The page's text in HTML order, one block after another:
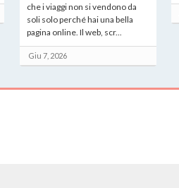
che i viaggi non si vendono da
soli solo perché hai una bella
pagina online. Il web, scr...
Giu 7, 2026